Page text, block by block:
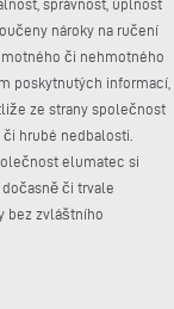
správnost, úplnost
nároky na ručení
či nehmotného
poskytnutých informací,
ze strany společnost
hrubé nedbalosti.
elumatec si
či trvale
bez zvláštního